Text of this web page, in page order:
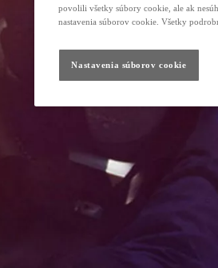
povolili všetky súbory cookie, ale ak
nastavenia súborov cookie. Všetky
Nastavenia súborov cookie